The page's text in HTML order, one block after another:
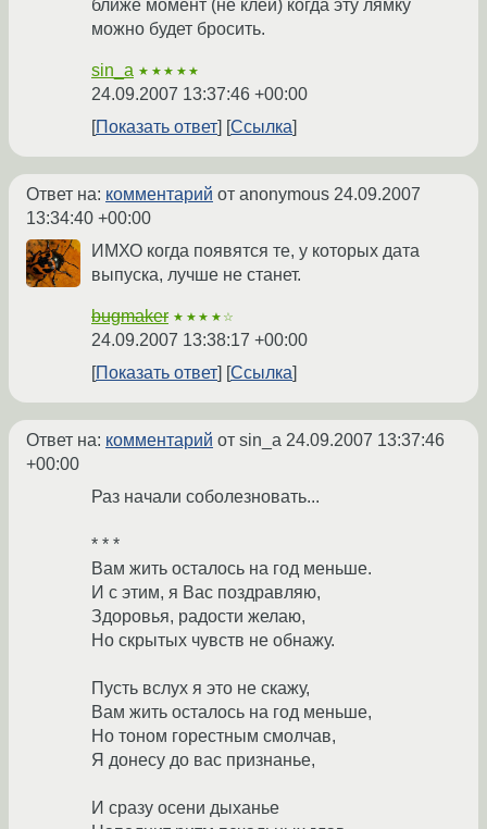
ближе момент (не клей) когда эту лямку
можно будет бросить.
sin_a ★★★★★
24.09.2007 13:37:46 +00:00
Показать ответ
Ссылка
Ответ на: комментарий от anonymous 24.09.2007
13:34:40 +00:00
ИМХО когда появятся те, у которых дата
выпуска, лучше не станет.
bugmaker ★★★★☆
24.09.2007 13:38:17 +00:00
Показать ответ
Ссылка
Ответ на: комментарий от sin_a 24.09.2007 13:37:46
+00:00
Раз начали соболезновать...
* * *
Вам жить осталось на год меньше.
И с этим, я Вас поздравляю,
Здоровья, радости желаю,
Но скрытых чувств не обнажу.
Пусть вслух я это не скажу,
Вам жить осталось на год меньше,
Но тоном горестным смолчав,
Я донесу до вас признанье,
И сразу осени дыханье